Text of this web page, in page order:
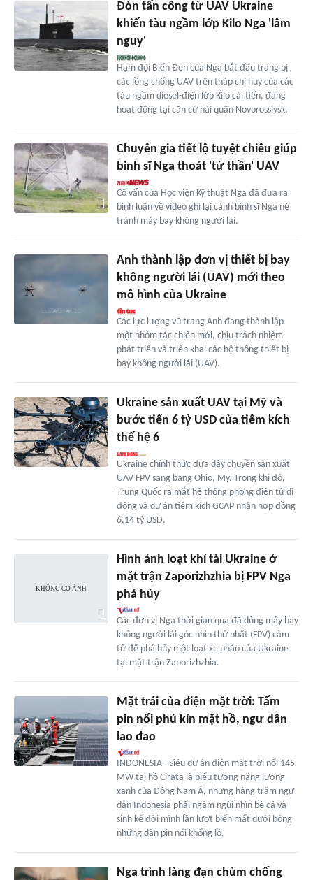
Đòn tấn công từ UAV Ukraine
khiến tàu ngầm lớp Kilo Nga 'lâm
nguy'
Hạm đội Biển Đen của Nga bắt đầu trang bị
các lồng chống UAV trên tháp chỉ huy của các
tàu ngầm diesel-điện lớp Kilo cải tiến, đang
hoạt động tại căn cứ hải quân Novorossiysk.
Chuyên gia tiết lộ tuyệt chiêu giúp
binh sĩ Nga thoát 'tử thần' UAV
Cố vấn của Học viện Kỹ thuật Nga đã đưa ra
bình luận về video ghi lại cảnh binh sĩ Nga né
tránh máy bay không người lái.
Anh thành lập đơn vị thiết bị bay
không người lái (UAV) mới theo
mô hình của Ukraine
Các lực lượng vũ trang Anh đang thành lập
một nhóm tác chiến mới, chịu trách nhiệm
phát triển và triển khai các hệ thống thiết bị
bay không người lái (UAV).
Ukraine sản xuất UAV tại Mỹ và
bước tiến 6 tỷ USD của tiêm kích
thế hệ 6
Ukraine chính thức đưa dây chuyền sản xuất
UAV FPV sang bang Ohio, Mỹ. Trong khi đó,
Trung Quốc ra mắt hệ thống phóng điện từ di
động và dự án tiêm kích GCAP nhận hợp đồng
6,14 tỷ USD.
Hình ảnh loạt khí tài Ukraine ở
mặt trận Zaporizhzhia bị FPV Nga
phá hủy
Các đơn vị Nga thời gian qua đã dùng máy bay
không người lái góc nhìn thứ nhất (FPV) cảm
tử để phá hủy một loạt xe pháo của Ukraine
tại mặt trận Zaporizhzhia.
Mặt trái của điện mặt trời: Tấm
pin nổi phủ kín mặt hồ, ngư dân
lao đao
INDONESIA - Siêu dự án điện mặt trời nổi 145
MW tại hồ Cirata là biểu tượng năng lượng
xanh của Đông Nam Á, nhưng hàng trăm ngư
dân Indonesia phải ngậm ngùi nhìn bè cá và
sinh kế đời mình lần lượt biến mất dưới bóng
những dàn pin nổi khổng lồ.
Nga trình làng đạn chùm chống